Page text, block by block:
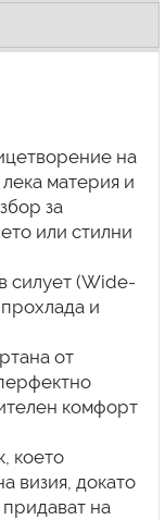
на
материя и
за
или стилни
силует (Wide-
и
от
комфорт
което
визия, докато
придават на